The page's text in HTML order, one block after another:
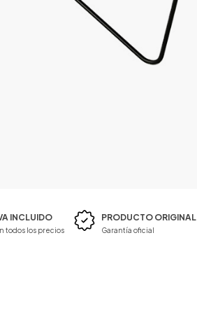
INCLUIDO
todos los precios
PRODUCTO ORIGINAL
Garantía oficial